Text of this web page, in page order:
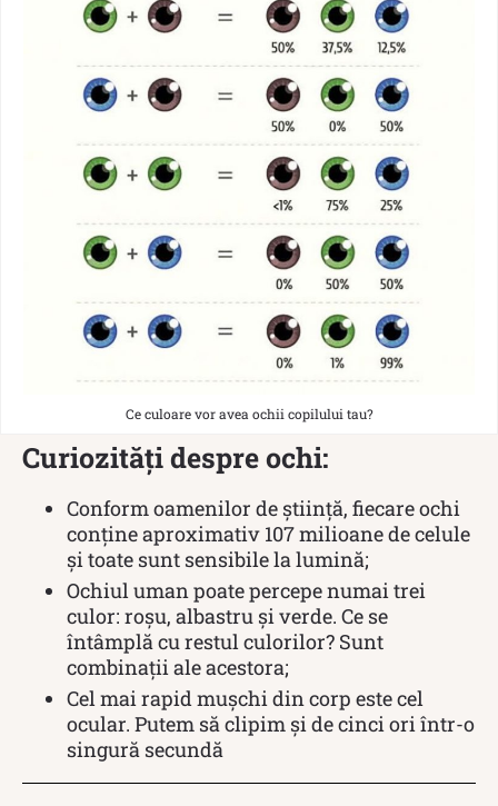
Ce culoare vor avea ochii copilului tau?
Curiozități despre ochi:
Conform oamenilor de știință, fiecare ochi
conține aproximativ 107 milioane de celule
și toate sunt sensibile la lumină;
Ochiul uman poate percepe numai trei
culor: roșu, albastru și verde. Ce se
întâmplă cu restul culorilor? Sunt
combinații ale acestora;
Cel mai rapid mușchi din corp este cel
ocular. Putem să clipim și de cinci ori într-o
singură secundă